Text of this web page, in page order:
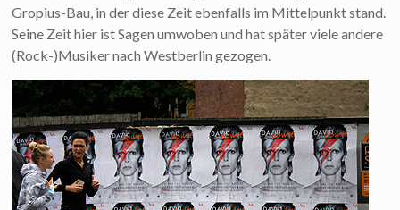
Gropius-Bau, in der diese Zeit ebenfalls im Mittelpunkt stand.
Seine Zeit hier ist Sagen umwoben und hat später viele andere
(Rock-)Musiker nach Westberlin gezogen.